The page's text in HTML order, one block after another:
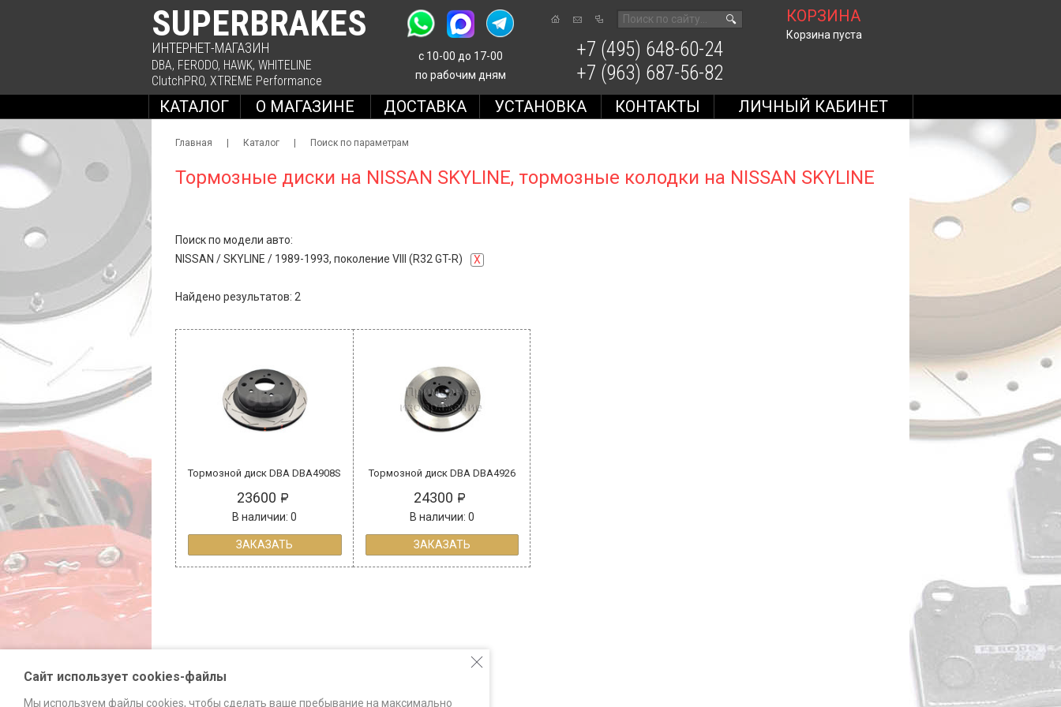
SUPERBRAKES
ИНТЕРНЕТ-МАГАЗИН
DBA, FERODO, HAWK, WHITELINE
ClutchPRO, XTREME Performance
с 10-00 до 17-00
по рабочим дням
🔍 КОРЗИНА
Корзина пуста
+7 (495) 648-60-24
+7 (963) 687-56-82
КАТАЛОГ О МАГАЗИНЕ ДОСТАВКА УСТАНОВКА КОНТАКТЫ ЛИЧНЫЙ КАБИНЕТ
Главная Каталог Поиск по параметрам
Тормозные диски на NISSAN SKYLINE, тормозные колодки на NISSAN SKYLINE
Поиск по модели авто:
NISSAN /SKYLINE / 1989-1993, поколение VIII (R32 GT-R) X
Найдено результатов: 2
Тормозной диск DBA DBA4908S
23600
В наличии: 0
ЗАКАЗАТЬ
Тормозной диск DBA DBA4926
24300
В наличии: 0
ЗАКАЗАТЬ
Сайт использует cookies-файлы
Мы используем файлы cookies, чтобы сделать ваше пребывание на максимально